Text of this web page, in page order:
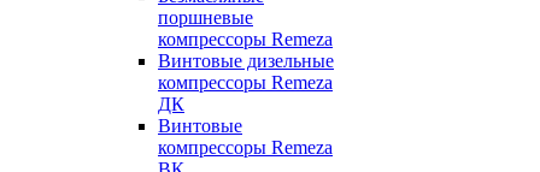
поршневые
компрессоры Remeza
Винтовые дизельные
компрессоры Remeza
ДК
Винтовые
компрессоры Remeza